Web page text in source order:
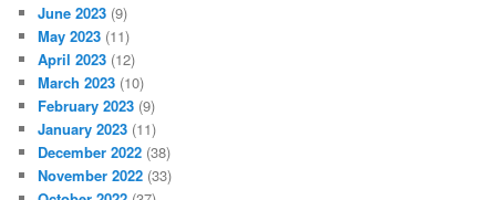
June 2023 (9)
May 2023 (11)
April 2023 (12)
March 2023 (10)
February 2023 (9)
January 2023 (11)
December 2022 (38)
November 2022 (33)